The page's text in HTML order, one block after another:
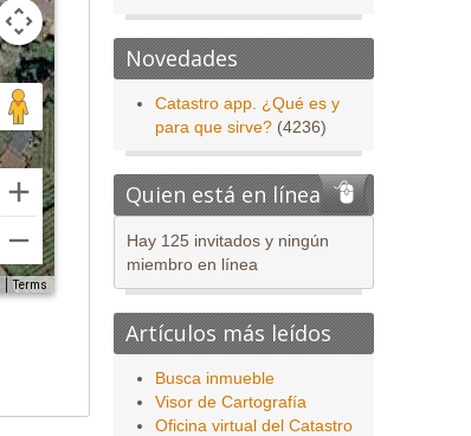
Terms
Novedades
Catastro app. ¿Qué es y
para que sirve? (4236)
Quien está en línea
Hay 125 invitados y ningún
miembro en línea
Artículos más leídos
Busca inmueble
Visor de Cartografía
Oficina virtual del Catastro